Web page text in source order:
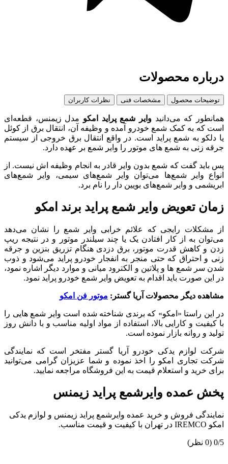
درباره محصولات
توضیحات محصول مشخصات فنی نظرات کاربران
همانطور که می‌دانید وایر شمع پراید امکو مدل زیمنس، قطعه‌ای
است که به کمک شمع خودرو آمده و وظیفه‌ آن، انتقال برق از کوئل
یا دلکو به شمع پراید است. در واقع انتقال برق خروجی از سیستم
جرقه زنی به شمع های موتور را وایر شمع بر عهده دارد.
پس باید گفت که شمع بدون وایر قادر به انجام وظیفه اش نیست. از
انواع وایر شمع‌ها می‌توان وایر شمع‌های سیمی، وایر شمع‌های
ابریشمی و وایر شمع‌های بویین دار را نام برد.
زمان تعویض وایر شمع پراید برند امکو
از مشکلات رایجی که علائم خرابی وایر شمع را نشان می‌دهد
می‌توان به از کار افتادن یک یا چند سیلندر موتور و در نتیجه ریپ
زدن و کاهش قدرت موتور، برق دزدی هنگام تزریق بنزین و جرقه
‌زنی و احتراق که حتی منجر به انفجار خودرو پراید می‌شود و ذوب
شدن سر شمع ها و پلاتین و الکترود میانی و موارد دیگر اشاره نمود،
در این صورت باید اقدام به تعویض وایر شمع خودرو پراید نمود.
مشاهده دیگر محصولات آریا گستر: موتور فن امکو
در این راستا «امکو» که برندی شناخته شده است وایر شمع هایی را
با کیفیت و کارایی بالا، استفاده از مواد اولیه مناسب و با دانش روز
تولید و روانه بازار نموده است.
شرکت لوازم یدکی خودرو آریا گستر مفتخر است که نمایندگی
شرکت تجاری امکو را اخذ نموده و شما عزیزان گرامی می‌توانید
برای خرید و استعلام قیمت به این فروشگاه مراجعه نمایید.
پخش عمده وایرشمع پراید زیمنس
نمایندگی فروش و خرید عمده وایرشمع پراید زیمنس و لوازم یدکی
امکو IREMCO در تهران با کیفیت و قیمت مناسب.
0/5 (0 نظر)